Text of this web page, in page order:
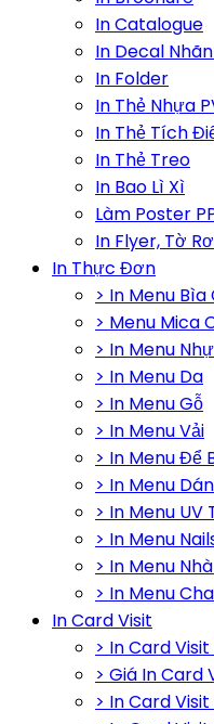
In Catalogue
In Decal
In Folder
In Thẻ Nhựa
In Thẻ Tích
In Thẻ Treo
In Bao Lì Xì
Làm Poster
In Flyer, Tờ
In Thực Đơn
> In Menu Bìa
> Menu Mica
> In Menu
> In Menu Da
> In Menu Gỗ
> In Menu Vải
> In Menu Để
> In Menu
> In Menu UV
> In Menu
> In Menu
> In Menu
In Card Visit
> In Card
> Giá In Card
> In Card